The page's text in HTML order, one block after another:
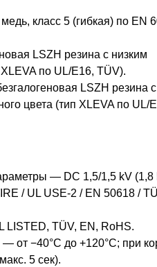
класс 5 (гибкая) по EN
LSZH резина с низким
по UL/E16, TÜV).
LSZH резина
цвета (тип XLEVA по UL/
— DC 1,5/1,5 kV (1,8
/ UL USE-2 / EN 50618 /
TÜV, EN, RoHS.
от −40°C до +120°C; при
5 сек).